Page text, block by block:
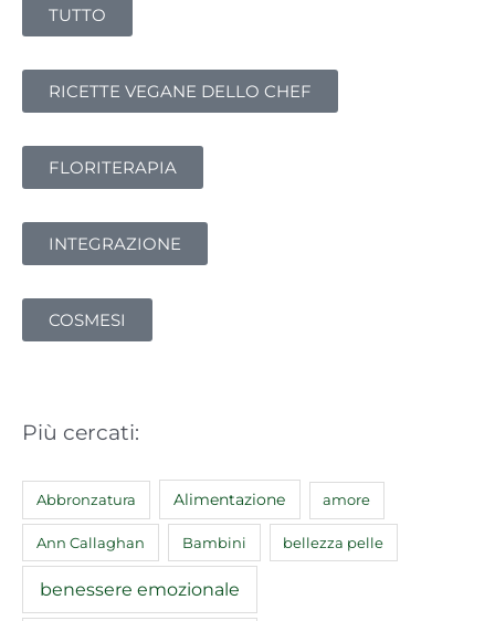
TUTTO
RICETTE VEGANE DELLO CHEF
FLORITERAPIA
INTEGRAZIONE
COSMESI
Più cercati:
Abbronzatura Alimentazione amore
Ann Callaghan Bambini bellezza pelle
benessere emozionale